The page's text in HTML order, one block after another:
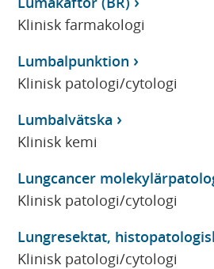
Klinisk farmakologi
Lumbalpunktion
Klinisk patologi/cytologi
Lumbalvätska
Klinisk kemi
Lungcancer
Klinisk patologi/cytologi
Lungresektat,
Klinisk patologi/cytologi